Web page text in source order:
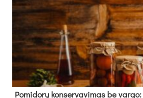
Pomidorų konservavimas be